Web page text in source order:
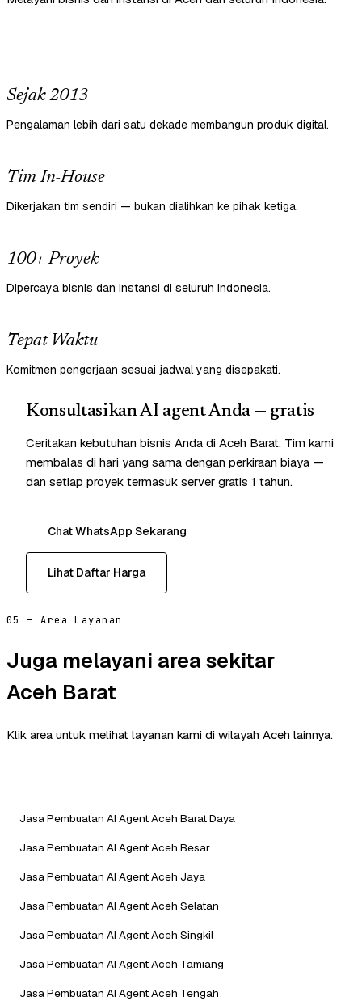
Sejak 2013
Pengalaman lebih dari satu dekade membangun produk digital.
Tim In-House
Dikerjakan tim sendiri — bukan dialihkan ke pihak ketiga.
100+ Proyek
Dipercaya bisnis dan instansi di seluruh Indonesia.
Tepat Waktu
Komitmen pengerjaan sesuai jadwal yang disepakati.
Konsultasikan AI agent Anda — gratis
Ceritakan kebutuhan bisnis Anda di Aceh Barat. Tim kami
membalas di hari yang sama dengan perkiraan biaya —
dan setiap proyek termasuk server gratis 1 tahun.
Chat WhatsApp Sekarang
Lihat Daftar Harga
05 — Area Layanan
Juga melayani area sekitar
Aceh Barat
Klik area untuk melihat layanan kami di wilayah Aceh lainnya.
Jasa Pembuatan AI Agent Aceh Barat Daya
Jasa Pembuatan AI Agent Aceh Besar
Jasa Pembuatan AI Agent Aceh Jaya
Jasa Pembuatan AI Agent Aceh Selatan
Jasa Pembuatan AI Agent Aceh Singkil
Jasa Pembuatan AI Agent Aceh Tamiang
Jasa Pembuatan AI Agent Aceh Tengah